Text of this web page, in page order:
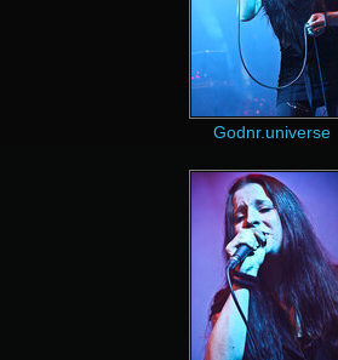
Godnr.universe